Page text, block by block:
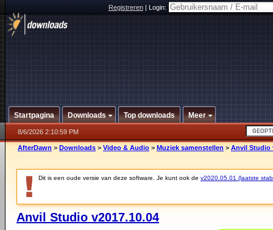
Registreren|Login:
Startpagina Downloads Top downloads Meer
8/6/2026 2:10:59 PM
AfterDawn > Downloads > Video & Audio > Muziek samenstellen > Anvil Studio
Dit is een oude versie van deze software. Je kunt ook de v2020.05.01 (laatste
Anvil Studio v2017.10.04